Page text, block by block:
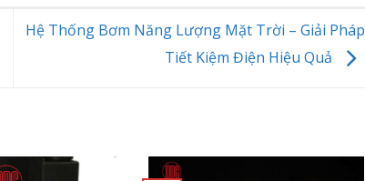
Hệ Thống Bơm Năng Lượng Mặt Trời – Giải Pháp
Tiết Kiệm Điện Hiệu Quả